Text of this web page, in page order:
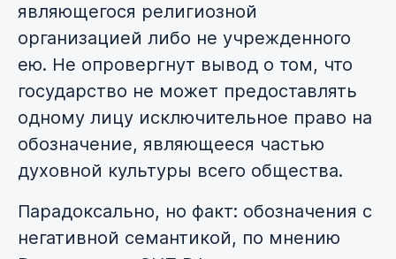
являющегося религиозной
организацией либо не учрежденного
ею. Не опровергнут вывод о том, что
государство не может предоставлять
одному лицу исключительное право на
обозначение, являющееся частью
духовной культуры всего общества.
Парадоксально, но факт: обозначения с
негативной семантикой, по мнению